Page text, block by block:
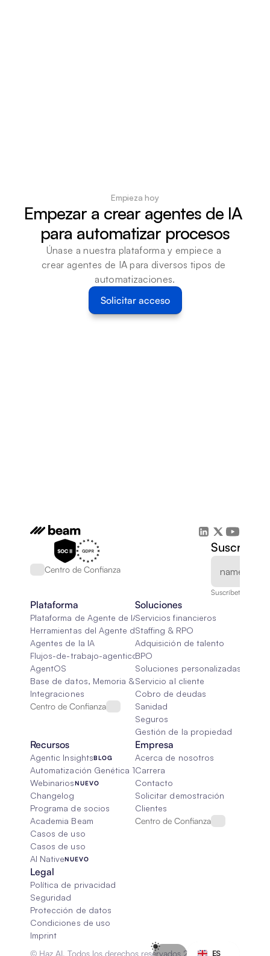
Empieza hoy
Empezar a crear agentes de IA
para automatizar procesos
Únase a nuestra plataforma y empiece a
crear agentes de IA para diversos tipos de
automatizaciones.
Solicitar acceso
Centro de Confianza
Suscríbete a
Plataforma
Plataforma de Agente de IA
Herramientas del Agente de IA
Agentes de la IA
Flujos-de-trabajo-agenticos
AgentOS
Base de datos, Memoria & Trapo
Integraciones
Centro de Confianza
Soluciones
Servicios financieros
Staffing & RPO
Adquisición de talento
BPO
Soluciones personalizadas de IA
Servicio al cliente
Cobro de deudas
Sanidad
Seguros
Gestión de la propiedad
Recursos
Agentic InsightsBLOG
Automatización Genética 101
WebinariosNUEVO
Changelog
Programa de socios
Academia Beam
Casos de uso
Casos de uso
AI NativeNUEVO
Empresa
Acerca de nosotros
Carrera
Contacto
Solicitar demostración
Clientes
Centro de Confianza
Legal
Política de privacidad
Seguridad
Protección de datos
Condiciones de uso
Imprint
© Haz AI. Todos los derechos reservados 2026
ES